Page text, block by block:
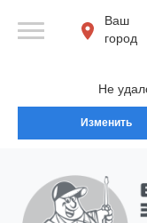
Не
Изменить
Ваш
город